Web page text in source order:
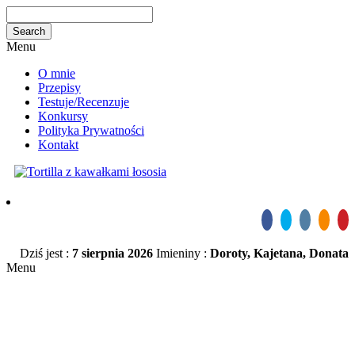
Menu
O mnie
Przepisy
Testuje/Recenzuje
Konkursy
Polityka Prywatności
Kontakt
Dziś jest : 7 sierpnia 2026 Imieniny : Doroty, Kajetana, Donata
Menu